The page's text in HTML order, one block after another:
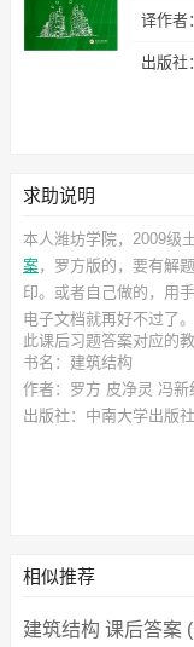
译作者：
出版社：
求助说明
本人潍坊学院，2009级
案，罗方版的，要有解
印。或者自己做的，用
电子文档就再好不过了。
此课后习题答案对应的
书名：建筑结构
作者：罗方 皮净灵 冯新
出版社：中南大学出版社
相似推荐
建筑结构 课后答案